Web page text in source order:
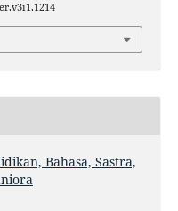
Bahasa, Sastra,